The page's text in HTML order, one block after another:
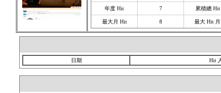
年度 Hit 7 累積總 Hit
最大月 Hit 8 最大 Hit 月
日期 Hit